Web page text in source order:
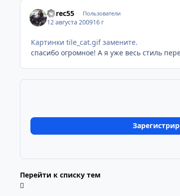
Yurec55 Пользователи
12 августа 200916 г
Картинки tile_cat.gif замените.
спасибо огромное! А я уже весь стиль
Перейти к списку тем